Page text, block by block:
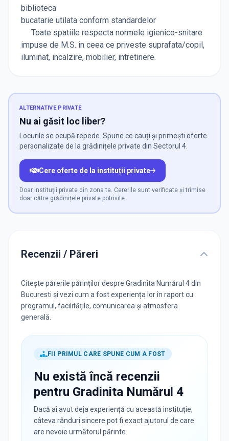
biblioteca
bucatarie utilata conform standardelor
Toate spatiile respecta normele igienico-snitare
impuse de M.S. in ceea ce priveste suprafata/copil,
iluminat, incalzire, mobilier, intretinere.
ALTERNATIVE PRIVATE
Nu ai găsit loc liber?
Locurile se ocupă repede. Spune ce cauți și primești oferte
personalizate de la grădinițele private din Sectorul 4.
Cere oferte de la instituții private
Doar instituții private din zona ta. Cererile sunt verificate și trimise
doar către grădinițele private potrivite.
Recenzii / Păreri
Citește părerile părinților despre Gradinita Numărul 4 din
Bucuresti și vezi cum a fost experiența lor în raport cu
programul, facilitățile, comunicarea și atmosfera
generală.
FII PRIMUL CARE SPUNE CUM A FOST
Nu există încă recenzii
pentru Gradinita Numărul 4
Dacă ai avut deja experiență cu această instituție,
câteva rânduri sincere pot fi exact ajutorul de care
are nevoie următorul părinte.